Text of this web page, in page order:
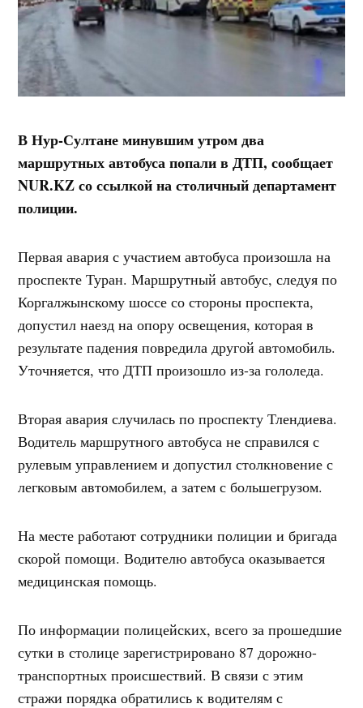
В Нур-Султане минувшим утром два
маршрутных автобуса попали в ДТП, сообщает
NUR.KZ со ссылкой на столичный департамент
полиции.
Первая авария с участием автобуса произошла на
проспекте Туран. Маршрутный автобус, следуя по
Коргалжынскому шоссе со стороны проспекта,
допустил наезд на опору освещения, которая в
результате падения повредила другой автомобиль.
Уточняется, что ДТП произошло из-за гололеда.
Вторая авария случилась по проспекту Тлендиева.
Водитель маршрутного автобуса не справился с
рулевым управлением и допустил столкновение с
легковым автомобилем, а затем с большегрузом.
На месте работают сотрудники полиции и бригада
скорой помощи. Водителю автобуса оказывается
медицинская помощь.
По информации полицейских, всего за прошедшие
сутки в столице зарегистрировано 87 дорожно-
транспортных происшествий. В связи с этим
стражи порядка обратились к водителям с